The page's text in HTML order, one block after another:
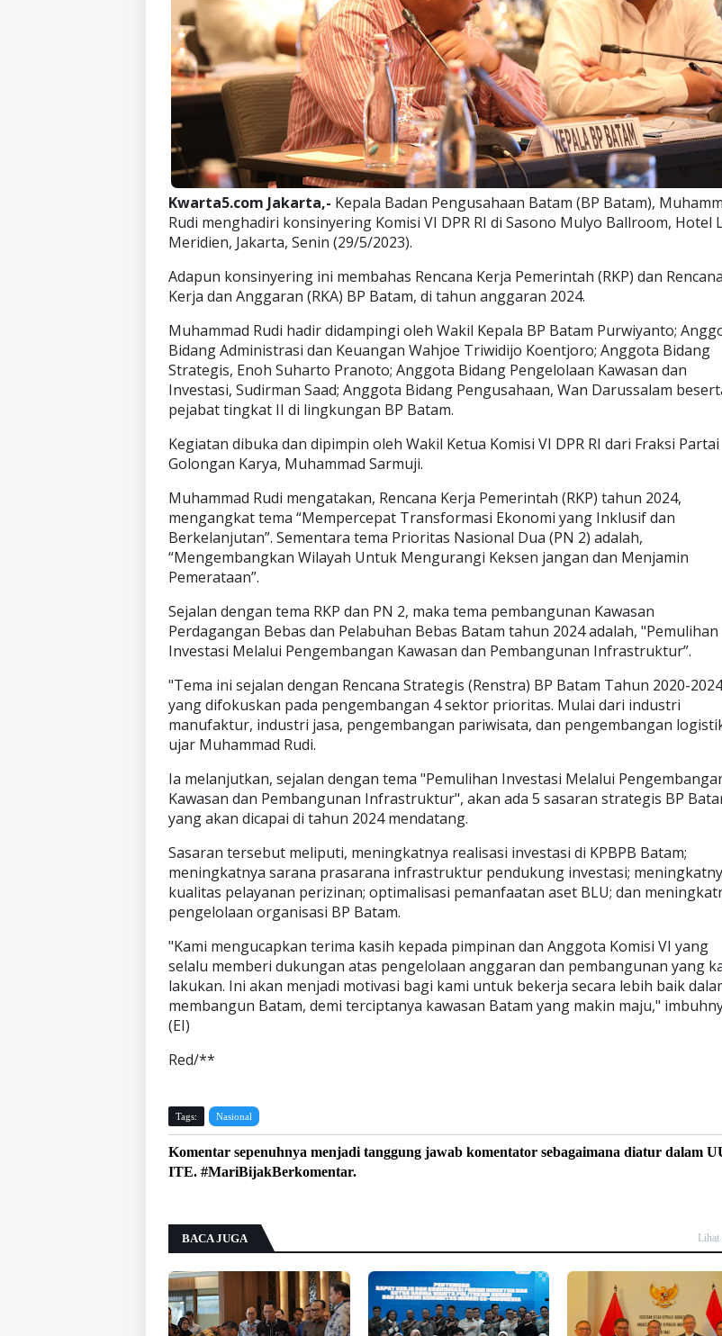
Kwarta5.com Jakarta,- Kepala Badan Pengusahaan Batam (BP Batam),
Rudi menghadiri konsinyering Komisi VI DPR RI di Sasono Mulyo Ballroom, Hotel
Meridien, Jakarta, Senin (29/5/2023).
Adapun konsinyering ini membahas Rencana Kerja Pemerintah (RKP) dan Rencana
Kerja dan Anggaran (RKA) BP Batam, di tahun anggaran 2024.
Muhammad Rudi hadir didampingi oleh Wakil Kepala BP Batam Purwiyanto;
Bidang Administrasi dan Keuangan Wahjoe Triwidijo Koentjoro; Anggota Bidang
Strategis, Enoh Suharto Pranoto; Anggota Bidang Pengelolaan Kawasan dan
Investasi, Sudirman Saad; Anggota Bidang Pengusahaan, Wan Darussalam
pejabat tingkat II di lingkungan BP Batam.
Kegiatan dibuka dan dipimpin oleh Wakil Ketua Komisi VI DPR RI dari Fraksi Partai
Golongan Karya, Muhammad Sarmuji.
Muhammad Rudi mengatakan, Rencana Kerja Pemerintah (RKP) tahun 2024,
mengangkat tema “Mempercepat Transformasi Ekonomi yang Inklusif dan
Berkelanjutan”. Sementara tema Prioritas Nasional Dua (PN 2) adalah,
“Mengembangkan Wilayah Untuk Mengurangi Keksen jangan dan Menjamin
Pemerataan”.
Sejalan dengan tema RKP dan PN 2, maka tema pembangunan Kawasan
Perdagangan Bebas dan Pelabuhan Bebas Batam tahun 2024 adalah, "Pemulihan
Investasi Melalui Pengembangan Kawasan dan Pembangunan Infrastruktur”.
"Tema ini sejalan dengan Rencana Strategis (Renstra) BP Batam Tahun 2020-
yang difokuskan pada pengembangan 4 sektor prioritas. Mulai dari industri
manufaktur, industri jasa, pengembangan pariwisata, dan pengembangan
ujar Muhammad Rudi.
Ia melanjutkan, sejalan dengan tema "Pemulihan Investasi Melalui
Kawasan dan Pembangunan Infrastruktur", akan ada 5 sasaran strategis BP
yang akan dicapai di tahun 2024 mendatang.
Sasaran tersebut meliputi, meningkatnya realisasi investasi di KPBPB Batam;
meningkatnya sarana prasarana infrastruktur pendukung investasi;
kualitas pelayanan perizinan; optimalisasi pemanfaatan aset BLU; dan
pengelolaan organisasi BP Batam.
"Kami mengucapkan terima kasih kepada pimpinan dan Anggota Komisi VI yang
selalu memberi dukungan atas pengelolaan anggaran dan pembangunan yang
lakukan. Ini akan menjadi motivasi bagi kami untuk bekerja secara lebih baik
membangun Batam, demi terciptanya kawasan Batam yang makin maju,"
(EI)
Red/**
Tags: Nasional
Komentar sepenuhnya menjadi tanggung jawab komentator sebagaimana diatur dalam
ITE. #MariBijakBerkomentar.
BACA JUGA Lihat